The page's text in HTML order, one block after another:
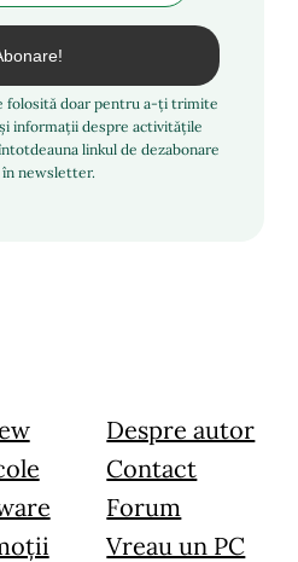
folosită doar pentru a-ți trimite
informații despre activitățile
linkul de dezabonare
în newsletter.
Despre autor
Contact
Forum
Vreau un PC